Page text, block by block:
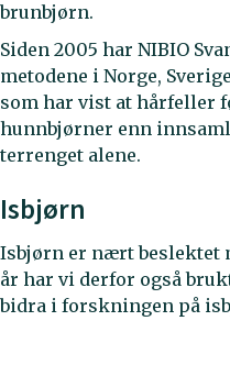
brunbjørn.
Siden 2005 har NIBIO
metodene i Norge,
som har vist at hårfeller
hunnbjørner enn
terrenget alene.
Isbjørn
Isbjørn er nært beslektet
år har vi derfor også
bidra i forskningen på